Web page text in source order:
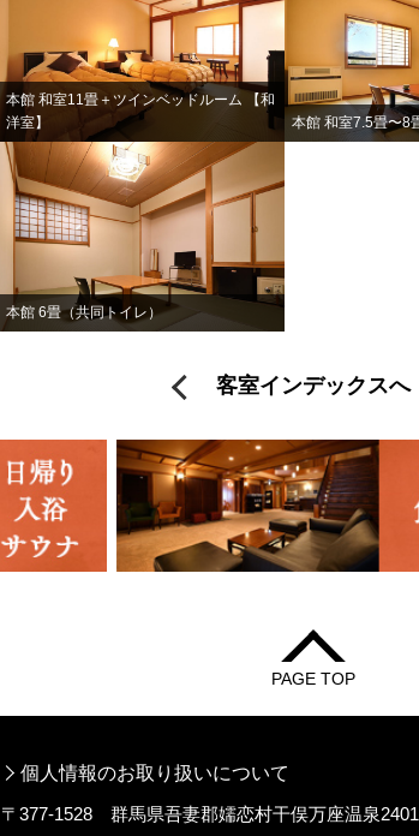
本館 和室11畳＋ツインベッドルーム 【和
洋室】
本館 和室7.5畳〜8
本館 6畳（共同トイレ）
客室インデックスへ
PAGE TOP
個人情報のお取り扱いについて
〒377-1528 群馬県吾妻郡嬬恋村干俣万座温泉